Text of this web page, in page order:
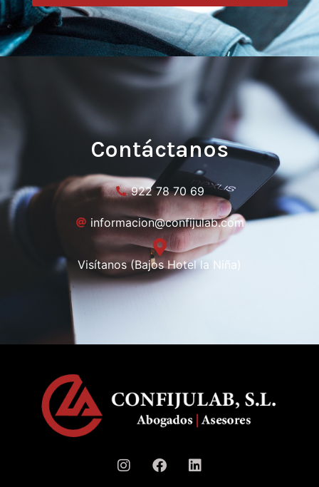
Contáctanos
922 78 70 69
informacion@confijulab.com
Visítanos (Bajos Hotel la Niña)